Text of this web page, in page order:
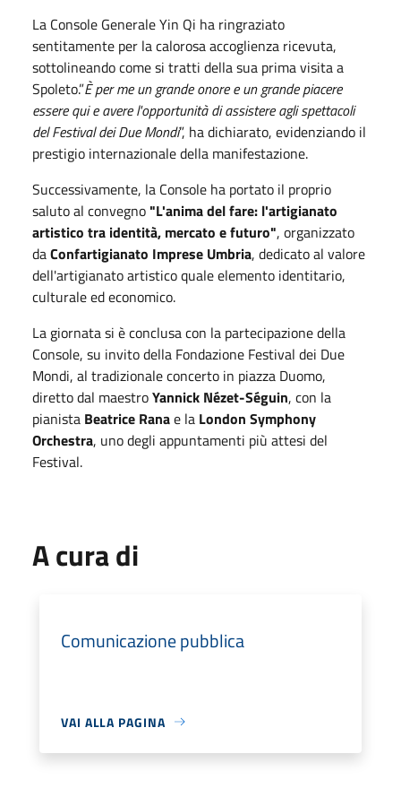
La Console Generale Yin Qi ha ringraziato
sentitamente per la calorosa accoglienza ricevuta,
sottolineando come si tratti della sua prima visita a
Spoleto.”È per me un grande onore e un grande piacere
essere qui e avere l'opportunità di assistere agli spettacoli
del Festival dei Due Mondi”, ha dichiarato, evidenziando il
prestigio internazionale della manifestazione.
Successivamente, la Console ha portato il proprio
saluto al convegno"L'anima del fare: l'artigianato
artistico tra identità, mercato e futuro", organizzato
daConfartigianato Imprese Umbria, dedicato al valore
dell'artigianato artistico quale elemento identitario,
culturale ed economico.
La giornata si è conclusa con la partecipazione della
Console, su invito della Fondazione Festival dei Due
Mondi, al tradizionale concerto in piazza Duomo,
diretto dal maestroYannick Nézet-Séguin, con la
pianista Beatrice Ranae la London Symphony
Orchestra, uno degli appuntamenti più attesi del
Festival.
A cura di
Comunicazione pubblica
VAI ALLA PAGINA